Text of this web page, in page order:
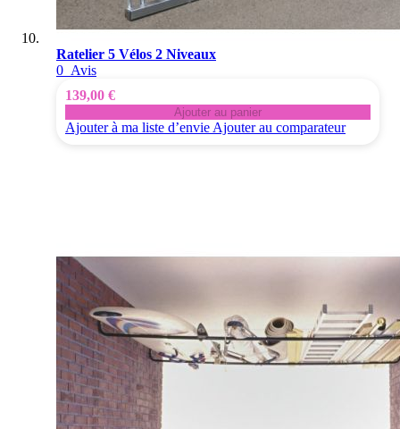
Ratelier 5 Vélos 2 Niveaux
0 Avis
139,00 €
Ajouter au panier
Ajouter à ma liste d’envie Ajouter au comparateur